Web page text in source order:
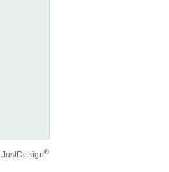
JustDesign®